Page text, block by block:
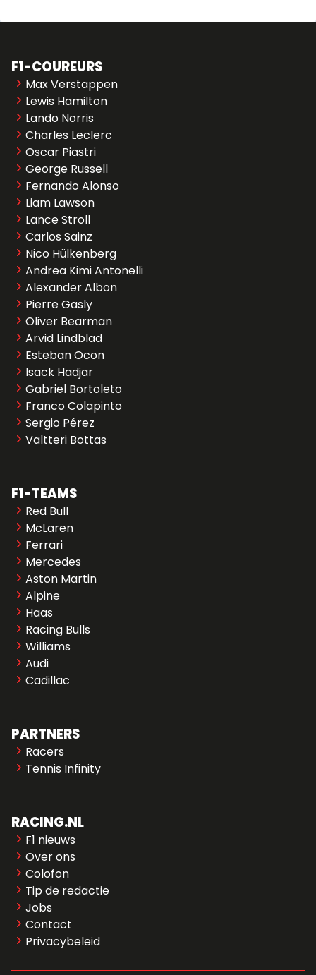
F1-COUREURS
Max Verstappen
Lewis Hamilton
Lando Norris
Charles Leclerc
Oscar Piastri
George Russell
Fernando Alonso
Liam Lawson
Lance Stroll
Carlos Sainz
Nico Hülkenberg
Andrea Kimi Antonelli
Alexander Albon
Pierre Gasly
Oliver Bearman
Arvid Lindblad
Esteban Ocon
Isack Hadjar
Gabriel Bortoleto
Franco Colapinto
Sergio Pérez
Valtteri Bottas
F1-TEAMS
Red Bull
McLaren
Ferrari
Mercedes
Aston Martin
Alpine
Haas
Racing Bulls
Williams
Audi
Cadillac
PARTNERS
Racers
Tennis Infinity
RACING.NL
F1 nieuws
Over ons
Colofon
Tip de redactie
Jobs
Contact
Privacybeleid